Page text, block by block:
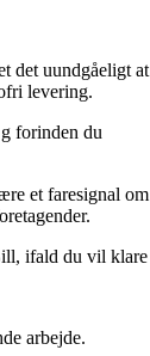
det uundgåeligt at
levering.
forinden du
et faresignal om
ifald du vil klare
arbejde.